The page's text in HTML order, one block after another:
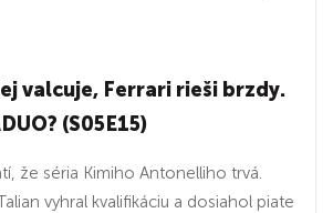
valcuje, Ferrari rieši brzdy.
(S05E15)
že séria Kimiho Antonelliho trvá.
vyhral kvalifikáciu a dosiahol piate